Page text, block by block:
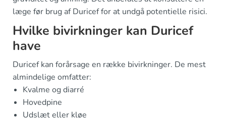
læge før brug af Duricef for at undgå potentielle risici.
Hvilke bivirkninger kan Duricef
have
Duricef kan forårsage en række bivirkninger. De mest
almindelige omfatter:
Kvalme og diarré
Hovedpine
Udslæt eller kløe